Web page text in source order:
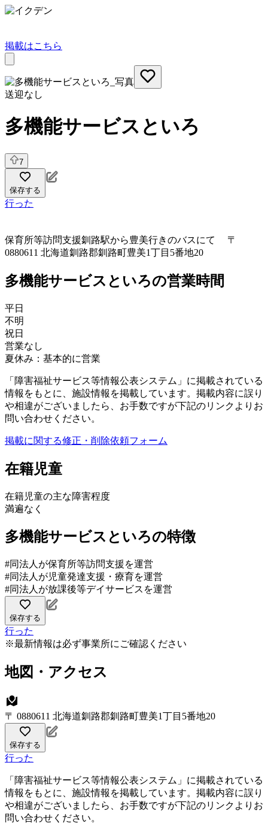
掲載はこちら
送迎なし
多機能サービスといろ
7
保存する
行った
保育所等訪問支援釧路駅から豊美行きのバスにて 〒
0880611 北海道釧路郡釧路町豊美1丁目5番地20
多機能サービスといろの営業時間
平日
不明
祝日
営業なし
夏休み：基本的に営業
「障害福祉サービス等情報公表システム」に掲載されている
情報をもとに、施設情報を掲載しています。掲載内容に誤り
や相違がございましたら、お手数ですが下記のリンクよりお
問い合わせください。
掲載に関する修正・削除依頼フォーム
在籍児童
在籍児童の主な障害程度
満遍なく
多機能サービスといろの特徴
#同法人が保育所等訪問支援を運営
#同法人が児童発達支援・療育を運営
#同法人が放課後等デイサービスを運営
保存する
行った
※最新情報は必ず事業所にご確認ください
地図・アクセス
〒 0880611 北海道釧路郡釧路町豊美1丁目5番地20
保存する
行った
「障害福祉サービス等情報公表システム」に掲載されている
情報をもとに、施設情報を掲載しています。掲載内容に誤り
や相違がございましたら、お手数ですが下記のリンクよりお
問い合わせください。